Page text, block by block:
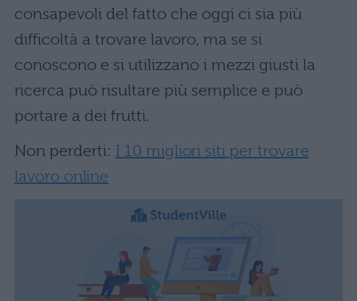
consapevoli del fatto che oggi ci sia più
difficoltà a trovare lavoro, ma se si
conoscono e si utilizzano i mezzi giusti la
ricerca può risultare più semplice e può
portare a dei frutti.
Non perderti: I 10 migliori siti per trovare
lavoro online